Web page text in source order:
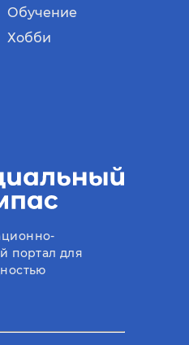
Обучение
Хобби
портал для